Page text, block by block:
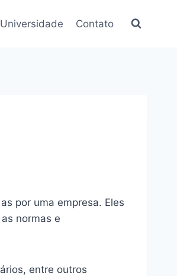
Universidade Contato
por uma empresa. Eles
normas e
entre outros